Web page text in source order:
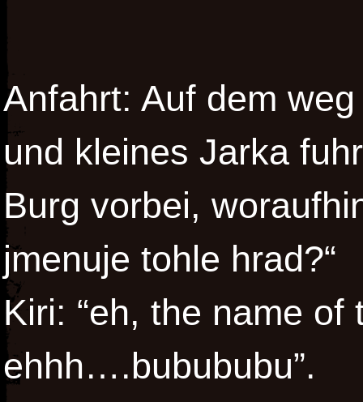
Anfahrt: Auf dem
und kleines Jarka
Burg vorbei,
jmenuje tohle hrad?“
Kiri: “eh, the name
ehhh….bubububu”.